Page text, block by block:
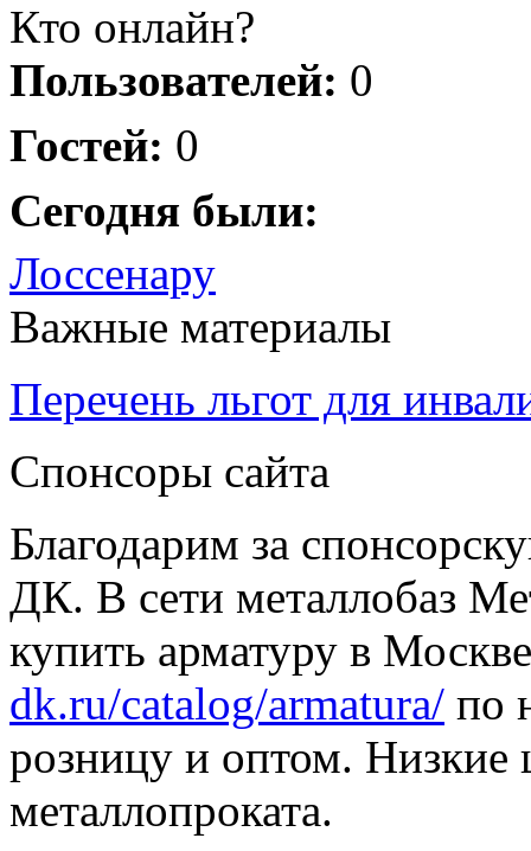
Кто онлайн?
Пользователей: 0
Гостей: 0
Сегодня были:
Лоссенару
Важные материалы
Перечень льгот для
Спонсоры сайта
Благодарим за
ДК. В сети металлобаз
купить арматуру в
dk.ru/catalog/armatura/ по
розницу и оптом. Низкие
металлопроката.